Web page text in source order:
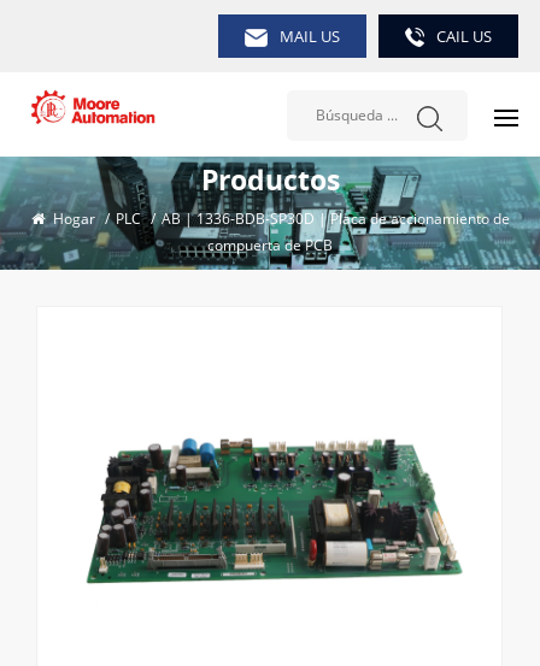
MAIL US CAIL US
Productos
Hogar / PLC / AB | 1336-BDB-SP30D | Placa de accionamiento de
compuerta de PCB